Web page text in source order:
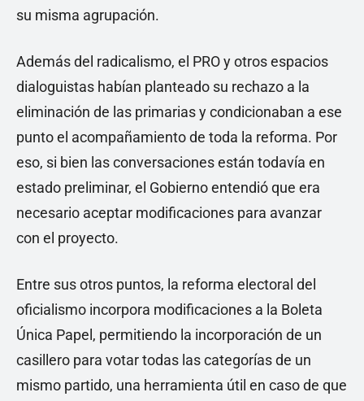
su misma agrupación.
Además del radicalismo, el PRO y otros espacios
dialoguistas habían planteado su rechazo a la
eliminación de las primarias y condicionaban a ese
punto el acompañamiento de toda la reforma. Por
eso, si bien las conversaciones están todavía en
estado preliminar, el Gobierno entendió que era
necesario aceptar modificaciones para avanzar
con el proyecto.
Entre sus otros puntos, la reforma electoral del
oficialismo incorpora modificaciones a la Boleta
Única Papel, permitiendo la incorporación de un
casillero para votar todas las categorías de un
mismo partido, una herramienta útil en caso de que